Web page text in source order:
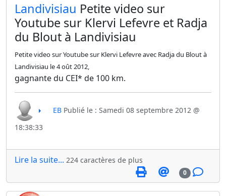
​Landivisiau Petite video sur
Youtube sur Klervi Lefevre et Radja
du Blout à Landivisiau
Petite video sur Youtube sur Klervi Lefevre avec Radja du Blout à
Landivisiau le 4 oût 2012,
gagnante du CEI* de 100 km.
EBPublié le : Samedi 08 septembre 2012 @
18:38:33
Lire la suite... 224 caractères de plus
0